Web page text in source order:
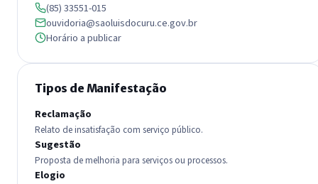
(85) 33551-015
ouvidoria@saoluisdocuru.ce.gov.br
Horário a publicar
Tipos de Manifestação
Reclamação
Relato de insatisfação com serviço público.
Sugestão
Proposta de melhoria para serviços ou processos.
Elogio